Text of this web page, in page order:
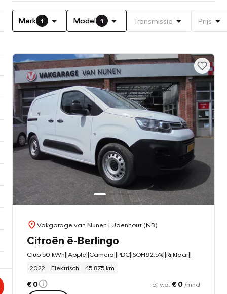
Merk 1 Model 1 Transmissie Prijs
Vakgarage van Nunen | Udenhout (NB)
Citroën ë-Berlingo
Club 50 kWh||Apple||Camera||PDC||SOH92.5%||Rijklaar||
2022
Elektrisch 45.875 km
€ 0 of v.a. € 0 /mnd